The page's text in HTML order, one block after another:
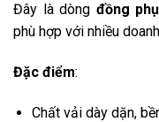
Đây là dòng đồng
phù hợp với nhiều
Đặc điểm:
Chất vải dày dặn,